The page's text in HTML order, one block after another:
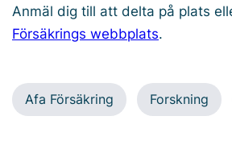
Anmäl dig till att delta på plats
Försäkrings webbplats.
Afa Försäkring Forskning